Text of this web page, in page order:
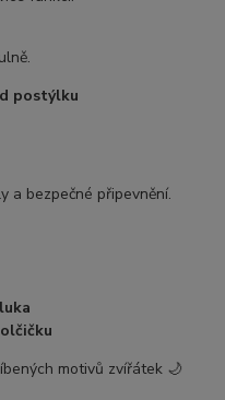
postýlku
a bezpečné připevnění.
motivů zvířátek 🌙